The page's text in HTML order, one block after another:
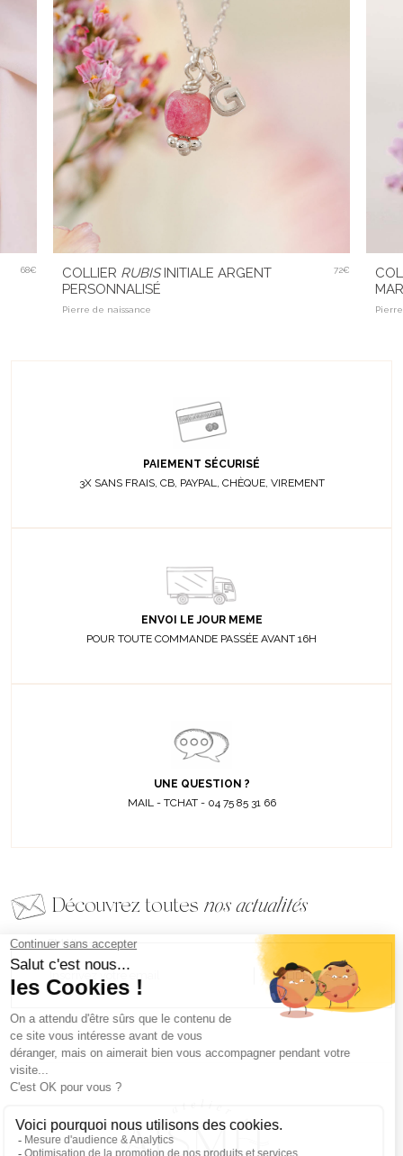
68€ COLLIER RUBISINITIALE ARGENT
PERSONNALISÉ
Pierre de naissance
72€
PAIEMENT SÉCURISÉ
3X SANS FRAIS, CB, PAYPAL, CHÈQUE, VIREMENT
ENVOI LE JOUR MEME
POUR TOUTE COMMANDE PASSÉE AVANT 16H
UNE QUESTION ?
MAIL - TCHAT - 04 75 85 31 66
Découvrez toutes nos actualités
EMAIL
VALIDER